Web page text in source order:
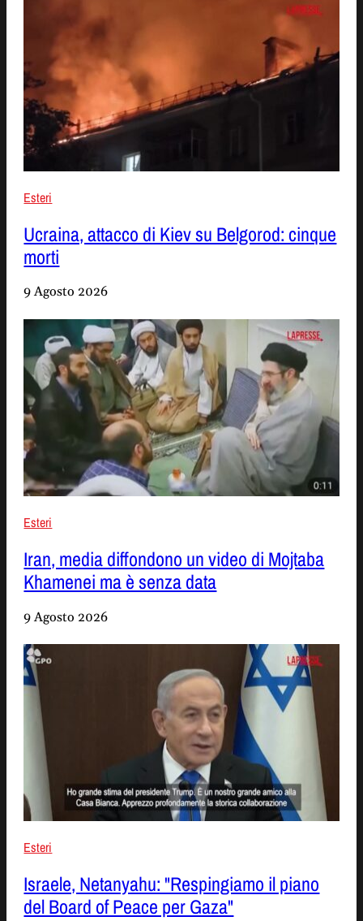
Esteri
Ucraina, attacco di Kiev su Belgorod: cinque
morti
9 Agosto 2026
Esteri
Iran, media diffondono un video di Mojtaba
Khamenei ma è senza data
9 Agosto 2026
Esteri
Israele, Netanyahu: "Respingiamo il piano
del Board of Peace per Gaza"